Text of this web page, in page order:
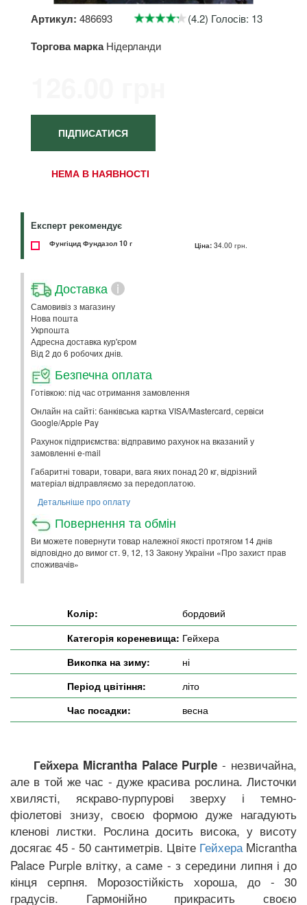
Артикул: 486693 (4.2) Голосів: 13
Торгова марка Нідерланди
ПІДПИСАТИСЯ
НЕМА В НАЯВНОСТІ
Експерт рекомендує
Фунгіцид Фундазол 10 г Ціна: 34.00 грн.
Доставка i
Самовивіз з магазину
Нова пошта
Укрпошта
Адресна доставка кур'єром
Від 2 до 6 робочих днів.
Безпечна оплата
Готівкою: під час отримання замовлення
Онлайн на сайті: банківська картка VISA/Mastercard, сервіси
Google/Apple Pay
Рахунок підприємства: відправимо рахунок на вказаний у
замовленні e-mail
Габаритні товари, товари, вага яких понад 20 кг, відрізний
матеріал відправляємо за передоплатою.
Детальніше про оплату
Повернення та обмін
Ви можете повернути товар належної якості протягом 14 днів
відповідно до вимог ст. 9, 12, 13 Закону України «Про захист прав
споживачів»
Колір:
бордовий
Категорія кореневища: Гейхера
Викопка на зиму:
ні
Період цвітіння:
літо
Час посадки:
весна
Гейхера Micrantha Palace Purple- незвичайна,
але в той же час - дуже красива рослина. Листочки
хвилясті, яскраво-пурпурові зверху і темно-
фіолетові знизу, своєю формою дуже нагадують
кленові листки. Рослина досить висока, у висоту
досягає 45 - 50 сантиметрів. Цвіте Гейхера Micrantha
Palace Purple влітку, а саме - з середини липня і до
кінця серпня. Морозостійкість хороша, до - 30
градусів. Гармонійно прикрасить своєю